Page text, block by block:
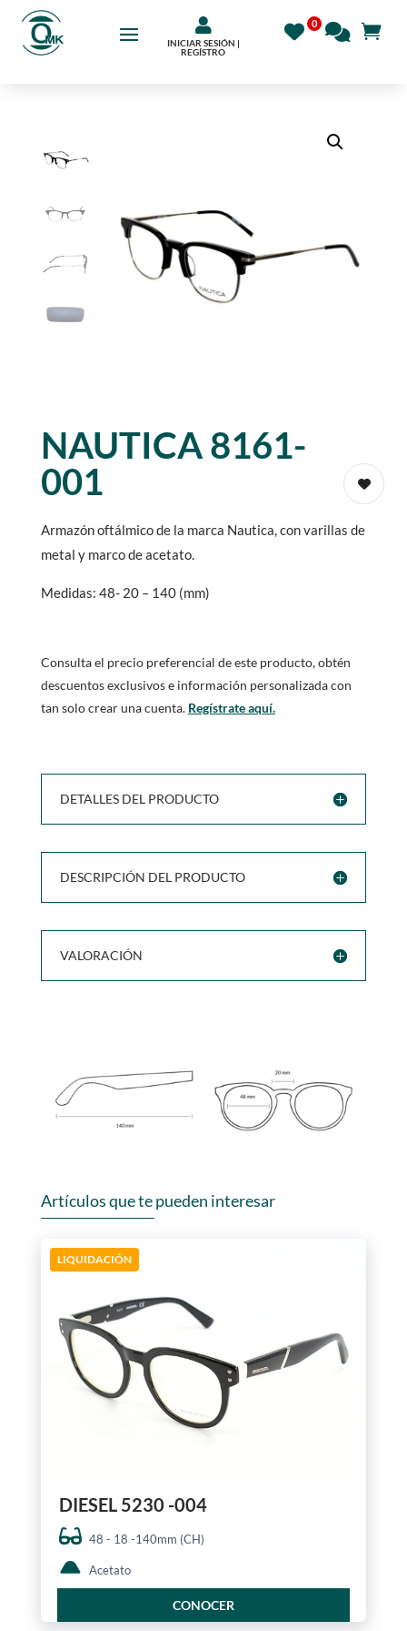

INICIAR SESIÓN |
REGÍSTRO
NAUTICA 8161-
001
Armazón oftálmico de la marca Nautica, con varillas de
metal y marco de acetato.
Medidas: 48- 20 – 140 (mm)
Consulta el precio preferencial de este producto, obtén
descuentos exclusivos e información personalizada con
tan solo crear una cuenta. Regístrate aquí.
DETALLES DEL PRODUCTO
DESCRIPCIÓN DEL PRODUCTO
VALORACIÓN
Artículos que te pueden interesar
LIQUIDACIÓN
DIESEL 5230 -004
48 - 18 -140mm (CH)
Acetato
CONOCER